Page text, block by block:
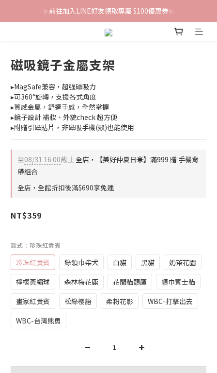
鐵粉群開張！限時加入贈100折價券🎀
鐵粉群開張！限時加入贈100折價券🎀
【雲朵人氣單品】下單輸入『soft』再折$100
磁吸鏡子金屬支架
▸MagSafe兼容，超強磁吸力
▸可360°旋轉，支援各式角度
▸質感金屬，舒適手感，全然掌握
▸鏡子設計 補妝、外貌check 超方便
▸附贈引磁貼片，非磁吸手機(殼)也能使用
至08/31 16:00截止全店，【美好仲夏日☀️】滿999 贈 手機背
帶組合
全店，全館折扣後滿$690享免運
NT$359
款式 : 珍珠紅貴賓
珍珠紅貴賓 綠領巾柴犬 白貓 黑貓
奶茶花園
檸檬黃繡球
森林梅花鹿 花間貓頭鷹
領巾賓士貓
畫家紅貴賓
松綠櫻語 柔粉花影
WBC-打擊出去
WBC-台灣熊勇